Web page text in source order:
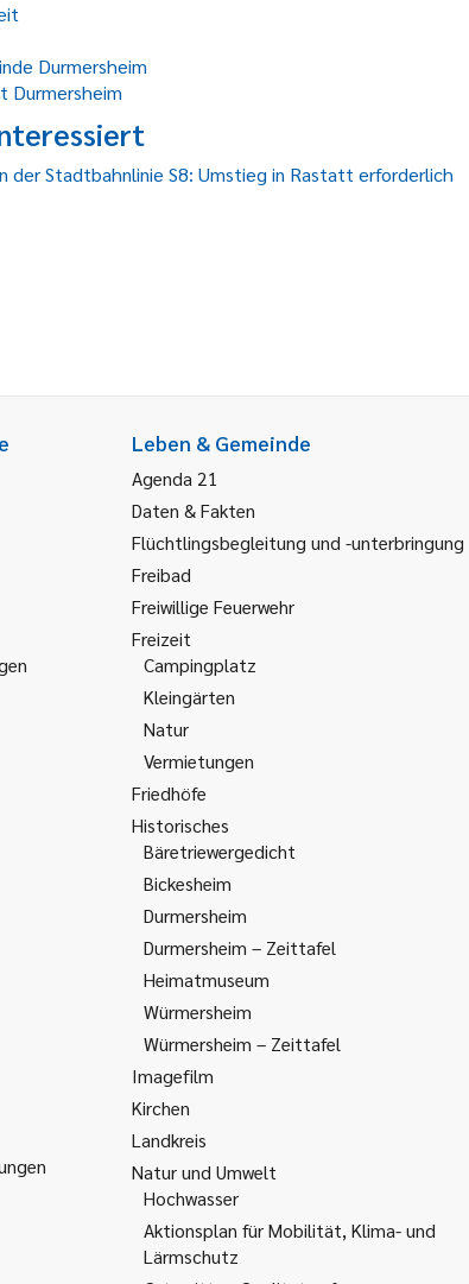
Durmersheim
Durmersheim
der Stadtbahnlinie S8: Umstieg in Rastatt erforderlich
Leben & Gemeinde
Agenda 21
Daten & Fakten
Flüchtlingsbegleitung und -unterbringung
Freibad
Freiwillige Feuerwehr
Freizeit
Campingplatz
Kleingärten
Natur
Vermietungen
Friedhöfe
Historisches
Bäretriewergedicht
Bickesheim
Durmersheim
Durmersheim – Zeittafel
Heimatmuseum
Würmersheim
Würmersheim – Zeittafel
Imagefilm
Kirchen
Landkreis
Natur und Umwelt
Hochwasser
Aktionsplan für Mobilität, Klima- und
Lärmschutz